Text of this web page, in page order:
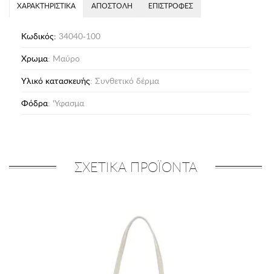
ΧΑΡΑΚΤΗΡΙΣΤΙΚΑ ΑΠΟΣΤΟΛΗ ΕΠΙΣΤΡΟΦΕΣ
Κωδικός: 34040-100
Χρωμα: Μαύρο
Υλικό κατασκευής: Συνθετικό δέρμα
Φόδρα: 'Υφασμα
ΣΧΕΤΙΚΑ ΠΡΟΪΟΝΤΑ